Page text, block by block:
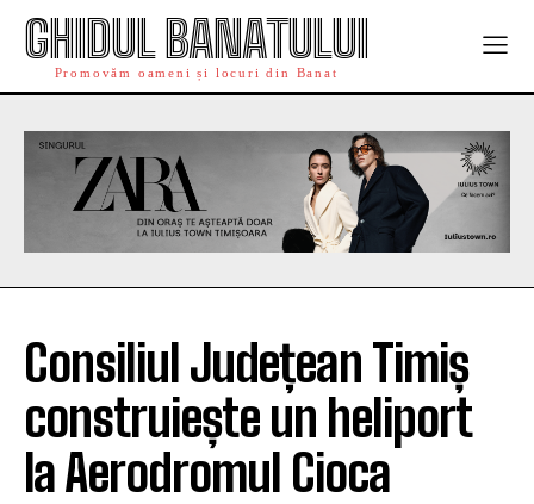
GHIDUL BANATULUI
Promovăm oameni și locuri din Banat
Consiliul Județean Timiș
construiește un heliport
la Aerodromul Cioca